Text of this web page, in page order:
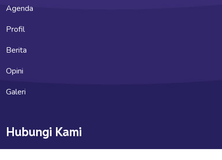
Agenda
Profil
Berita
Opini
Galeri
Hubungi Kami